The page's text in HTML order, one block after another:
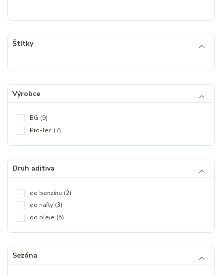
Štítky
Výrobce
BG (9)
Pro-Tec (7)
Druh aditiva
do benzínu (2)
do nafty (3)
do oleje (5)
Sezóna